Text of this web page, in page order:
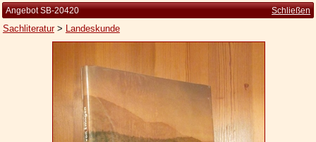
Kleine Kulturgeschichte
Die Brockhaus Auflagen
Angebot SB-20420 Schließen
Sachliteratur> Landeskunde